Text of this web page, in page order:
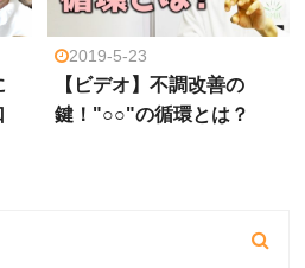
2019-5-23
【ビデオ】不調改善の
鍵！"○○"の循環とは？